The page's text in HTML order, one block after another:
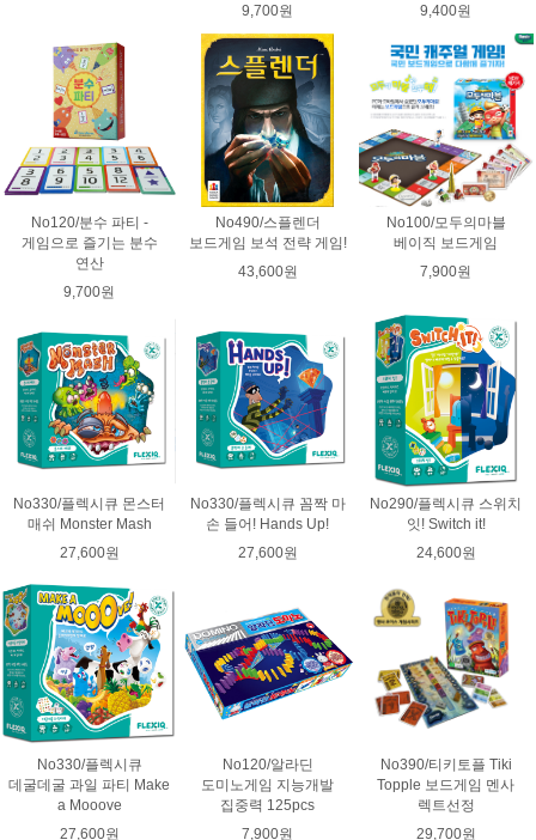
9,700원
9,400원
No120/분수 파티 -
게임으로 즐기는 분수
연산
9,700원
No490/스플렌더
보드게임 보석 전략 게임!
43,600원
No100/모두의마블
베이직 보드게임
7,900원
No330/플렉시큐 몬스터
매쉬 Monster Mash
27,600원
No330/플렉시큐 꼼짝 마
손 들어! Hands Up!
27,600원
No290/플렉시큐 스위치
잇! Switch it!
24,600원
No330/플렉시큐
데굴데굴 과일 파티 Make
a Mooove
27,600원
No120/알라딘
도미노게임 지능개발
집중력 125pcs
7,900원
No390/티키토플 Tiki
Topple 보드게임 멘사
렉트선정
29,700원